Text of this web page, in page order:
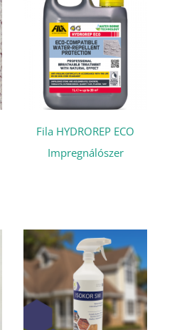
Fila HYDROREP ECO
Impregnálószer